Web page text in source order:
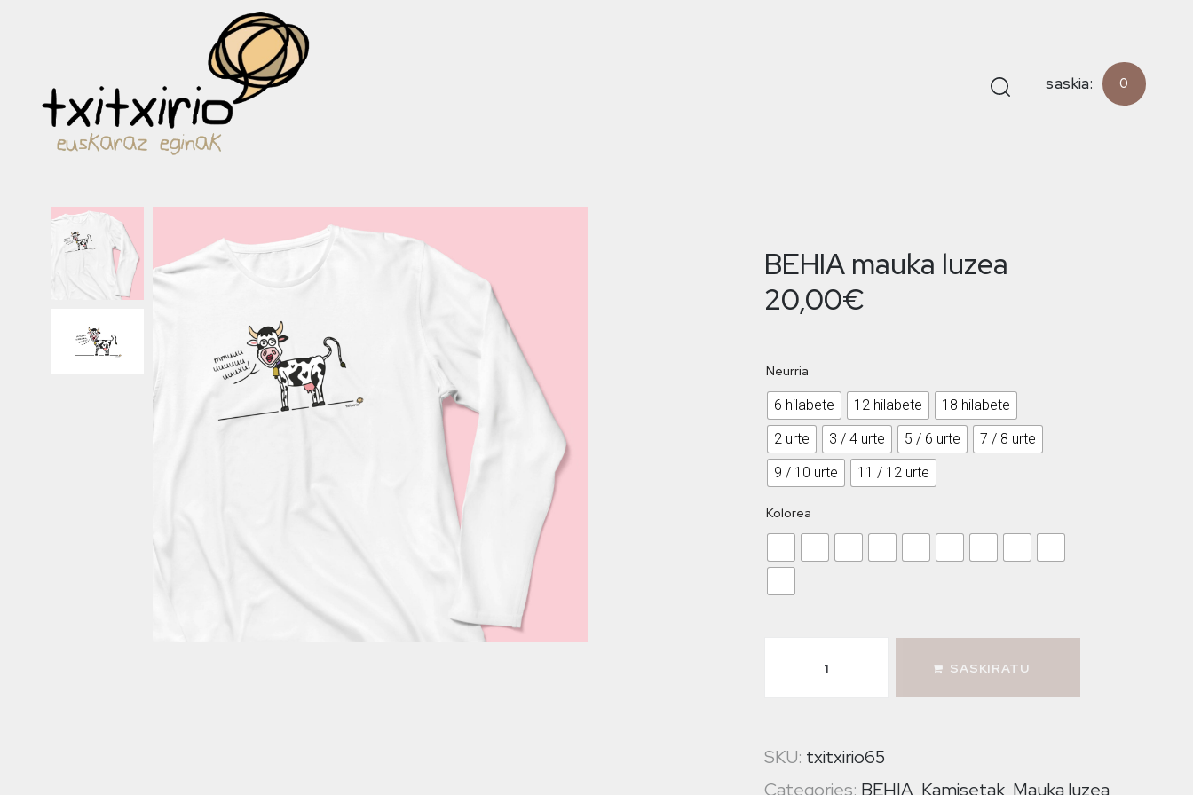
saskia: 0
BEHIA mauka luzea
20,00€
Neurria
6 hilabete 12 hilabete
18 hilabete
2 urte
3 / 4 urte 5 / 6 urte
7 / 8 urte
9 / 10 urte
11 / 12 urte
Kolorea
SASKIRATU
SKU: txitxirio65
Categories: BEHIA Kamisetak Mauka luzea